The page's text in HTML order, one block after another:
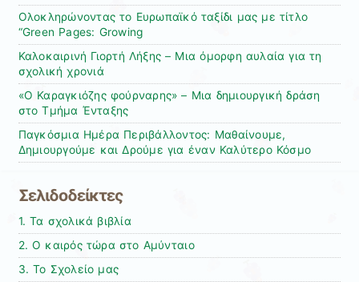
Ολοκληρώνοντας το Ευρωπαϊκό ταξίδι μας με τίτλο
“Green Pages: Growing
Καλοκαιρινή Γιορτή Λήξης – Μια όμορφη αυλαία για τη
σχολική χρονιά
«Ο Καραγκιόζης φούρναρης» – Μια δημιουργική δράση
στο Τμήμα Ένταξης
Παγκόσμια Ημέρα Περιβάλλοντος: Μαθαίνουμε,
Δημιουργούμε και Δρούμε για έναν Καλύτερο Κόσμο
Σελιδοδείκτες
1. Τα σχολικά βιβλία
2. Ο καιρός τώρα στο Αμύνταιο
3. Το Σχολείο μας